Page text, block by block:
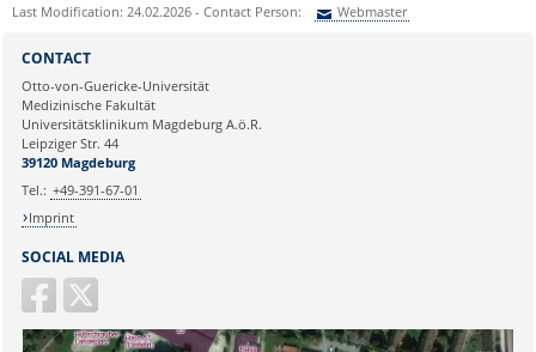
Last Modification: 24.02.2026 - Contact Person: Webmaster
Ihre E-Mailadresse:
Ihr Anliegen:
SOCIAL MEDIA
CONTACT
Otto-von-Guericke-Universität
Medizinische Fakultät
Universitätsklinikum Magdeburg A.ö.R.
Leipziger Str. 44
39120 Magdeburg
Tel.: +49-391-67-01
Imprint